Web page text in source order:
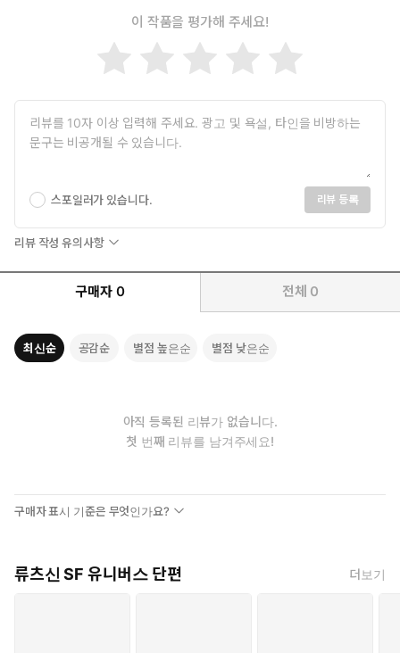
이 작품을 평가해 주세요!
스포일러가 있습니다. 리뷰 등록
리뷰 작성 유의사항
구매자 0 전체 0
최신순 공감순 별점 높은순 별점 낮은순
아직 등록된 리뷰가 없습니다.
첫 번째 리뷰를 남겨주세요!
구매자 표시 기준은 무엇인가요?
류츠신 SF 유니버스 단편 더보기